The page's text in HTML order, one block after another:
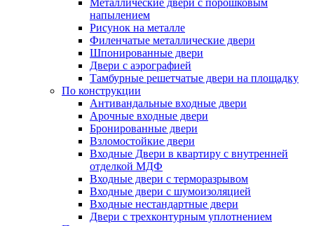
Металлические двери с порошковым
напылением
Рисунок на металле
Филенчатые металлические двери
Шпонированные двери
Двери с аэрографией
Тамбурные решетчатые двери на площадку
По конструкции
Антивандальные входные двери
Арочные входные двери
Бронированные двери
Взломостойкие двери
Входные Двери в квартиру с внутренней
отделкой МДФ
Входные двери с терморазрывом
Входные двери с шумоизоляцией
Входные нестандартные двери
Двери с трехконтурным уплотнением